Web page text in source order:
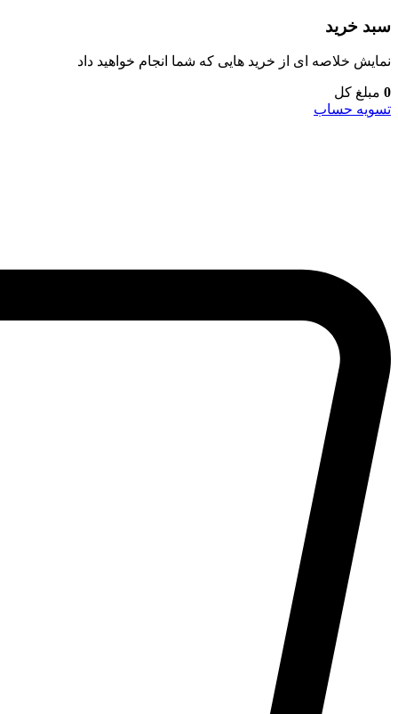
سبد خرید
نمایش خلاصه ای از خرید هایی که شما انجام خواهید داد
0 مبلغ کل
تسویه حساب